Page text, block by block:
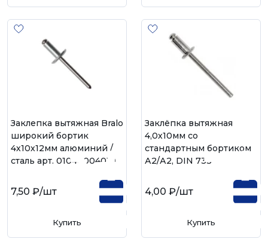
Заклепка вытяжная Bralo
широкий бортик
4х10х12мм алюминий /
сталь арт. 01040004010
7,50 ₽/шт
Купить
Заклёпка вытяжная
4,0х10мм со
стандартным бортиком
А2/А2, DIN 7337
4,00 ₽/шт
Купить